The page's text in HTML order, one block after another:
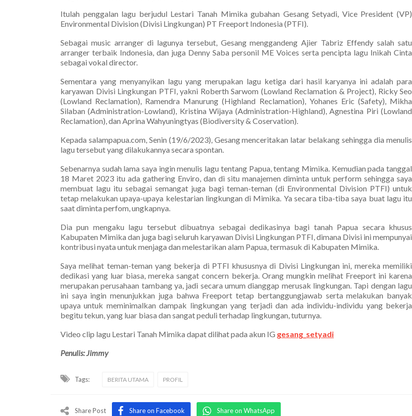
Itulah penggalan lagu berjudul Lestari Tanah Mimika gubahan Gesang Setyadi, Vice President (VP)
Environmental Division (Divisi Lingkungan) PT Freeport Indonesia (PTFI).
Sebagai music arranger di lagunya tersebut, Gesang menggandeng Ajier Tabriz Effendy salah satu
arranger terbaik Indonesia, dan juga Denny Saba personil ME Voices serta pencipta lagu Inikah Cinta
sebagai vokal director.
Sementara yang menyanyikan lagu yang merupakan lagu ketiga dari hasil karyanya ini adalah para
karyawan Divisi Lingkungan PTFI, yakni Roberth Sarwom (Lowland Reclamation & Project), Ricky Seo
(Lowland Reclamation), Ramendra Manurung (Highland Reclamation), Yohanes Eric (Safety), Mikha
Silaban (Administration-Lowland), Kristina Wijaya (Administration-Highland), Agnestina Piri (Lowland
Reclamation), dan Aprina Wahyuningtyas (Biodiversity & Coservation).
Kepada salampapua.com, Senin (19/6/2023), Gesang menceritakan latar belakang sehingga dia menulis
lagu tersebut yang dilakukannya secara spontan.
Sebenarnya sudah lama saya ingin menulis lagu tentang Papua, tentang Mimika. Kemudian pada tanggal
18 Maret 2023 itu ada gathering Enviro, dan di situ manajemen diminta untuk perform sehingga saya
membuat lagu itu sebagai semangat juga bagi teman-teman (di Environmental Division PTFI) untuk
tetap melakukan upaya-upaya kelestarian lingkungan di Mimika. Ya secara tiba-tiba saya buat lagu itu
saat diminta perfom, ungkapnya.
Dia pun mengaku lagu tersebut dibuatnya sebagai dedikasinya bagi tanah Papua secara khusus
Kabupaten Mimika dan juga bagi seluruh karyawan Divisi Lingkungan PTFI, dimana Divisi ini mempunyai
kontribusi nyata untuk menjaga dan melestarikan alam Papua, termasuk di Kabupaten Mimika.
Saya melihat teman-teman yang bekerja di PTFI khususnya di Divisi Lingkungan ini, mereka memiliki
dedikasi yang luar biasa, mereka sangat concern bekerja. Orang mungkin melihat Freeport ini karena
merupakan perusahaan tambang ya, jadi secara umum dianggap merusak lingkungan. Tapi dengan lagu
ini saya ingin menunjukkan juga bahwa Freeport tetap bertanggungjawab serta melakukan banyak
upaya untuk meminimalkan dampak lingkungan yang terjadi dan ada individu-individu yang bekerja
begitu tekun, yang luar biasa dan sangat peduli terhadap lingkungan, tuturnya.
Video clip lagu Lestari Tanah Mimika dapat dilihat pada akun IG gesang_setyadi
Penulis: Jimmy
Tags: BERITA UTAMA PROFIL
Share Post Share on Facebook Share on WhatsApp